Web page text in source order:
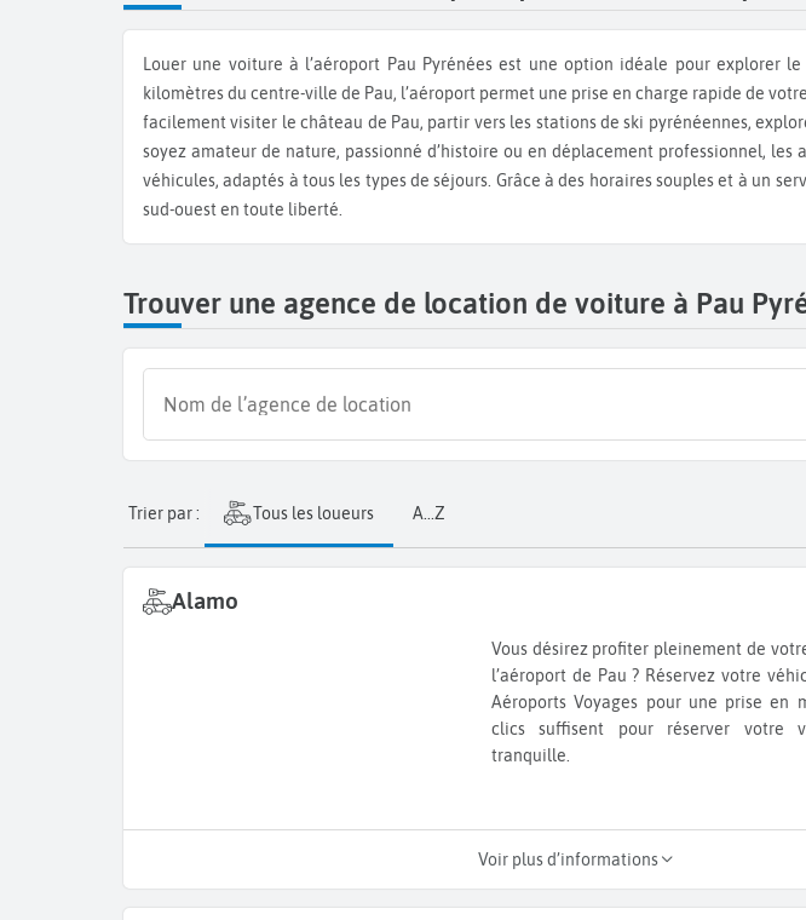
Louer une voiture à l’aéroport Pau Pyrénées est une option idéale pour explorer le Béarn, les Pyrénées et le sud-ouest de la France dès votre arrivée. Situé à environ 10
kilomètres du centre-ville de Pau, l’aéroport permet une prise en charge rapide de
facilement visiter le château de Pau, partir vers les stations de ski pyrénéennes,
soyez amateur de nature, passionné d’histoire ou en déplacement professionnel,
véhicules, adaptés à tous les types de séjours. Grâce à des horaires souples et à un
sud-ouest en toute liberté.
Trouver une agence de location de voiture à Pau
Trier par : Tous les loueurs A...Z
Alamo
Vous désirez profiter pleinement de
l’aéroport de Pau ? Réservez votre
Aéroports Voyages pour une prise en
clics suffisent pour réserver votre
tranquille.
Voir plus d’informations